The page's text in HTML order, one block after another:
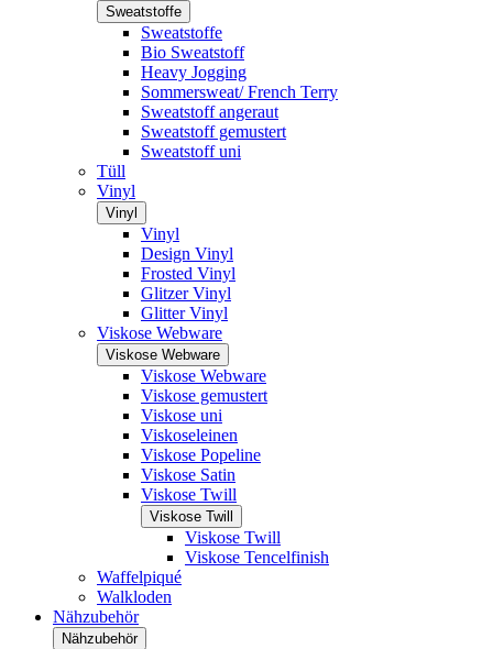
Sweatstoffe
Sweatstoffe
Bio Sweatstoff
Heavy Jogging
Sommersweat/ French Terry
Sweatstoff angeraut
Sweatstoff gemustert
Sweatstoff uni
Tüll
Vinyl
Vinyl
Vinyl
Design Vinyl
Frosted Vinyl
Glitzer Vinyl
Glitter Vinyl
Viskose Webware
Viskose Webware
Viskose Webware
Viskose gemustert
Viskose uni
Viskoseleinen
Viskose Popeline
Viskose Satin
Viskose Twill
Viskose Twill
Viskose Twill
Viskose Tencelfinish
Waffelpiqué
Walkloden
Nähzubehör
Nähzubehör